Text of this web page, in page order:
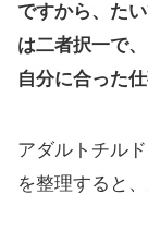
ですから、た
は二者択一で
自分に合った
アダルトチル
を整理すると